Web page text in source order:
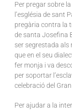
Per pregar sobre
l’església de sant
pregària contra la
de santa Josefina
ser segrestada als
que en el seu
fer monja i va
per soportar
celebració del
Per ajudar a la